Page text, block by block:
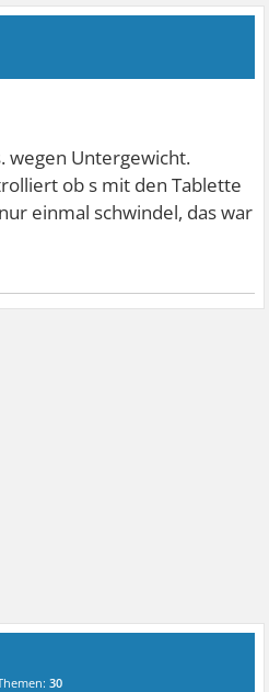
wegen Untergewicht.
ob s mit den Tablette
einmal schwindel, das war
30